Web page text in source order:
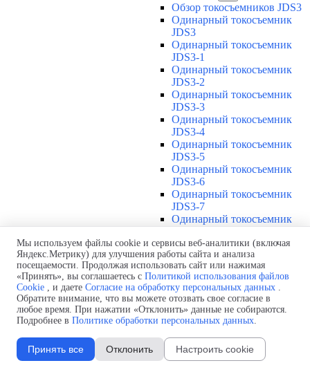
Обзор токосъемников JDS3
Одинарный токосъемник
JDS3
Одинарный токосъемник
JDS3-1
Одинарный токосъемник
JDS3-2
Одинарный токосъемник
JDS3-3
Одинарный токосъемник
JDS3-4
Одинарный токосъемник
JDS3-5
Одинарный токосъемник
JDS3-6
Одинарный токосъемник
JDS3-7
Одинарный токосъемник
Одинарный токосъемник
JDS3-9
Одинарный токосъемник
JDS3-10
Одинарный токосъемник
JDS3-11
Одинарный токосъемник
Соединения U12
Защитная оболочка для
Мы используем файлы cookie и сервисы веб-аналитики (включая
Яндекс.Метрику) для улучшения работы сайта и анализа
посещаемости. Продолжая использовать сайт или нажимая
«Принять», вы соглашаетесь с Политикой использования файлов
Cookie , и даете Согласие на обработку персональных данных .
Обратите внимание, что вы можете отозвать свое согласие в
любое время. При нажатии «Отклонить» данные не собираются.
Подробнее в Политике обработки персональных данных.
Принять все Отклонить Настроить cookie